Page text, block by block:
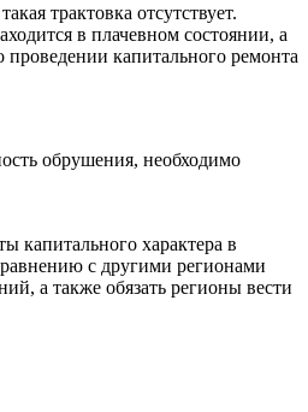
трактовка отсутствует.
в плачевном состоянии, а
проведении капитального ремонта
обрушения, необходимо
капитального характера в
с другими регионами
а также обязать регионы вести